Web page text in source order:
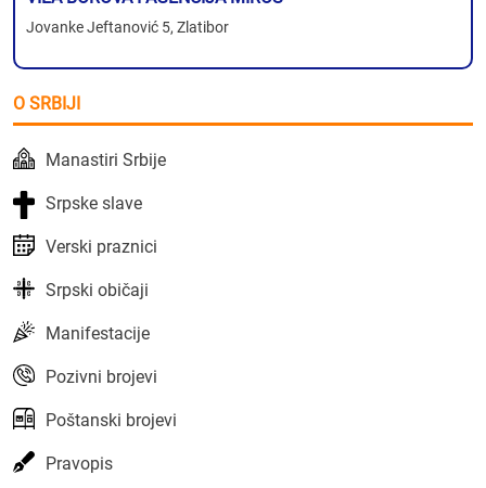
Jovanke Jeftanović 5, Zlatibor
O SRBIJI
Manastiri Srbije
Srpske slave
Verski praznici
Srpski običaji
Manifestacije
Pozivni brojevi
Poštanski brojevi
Pravopis